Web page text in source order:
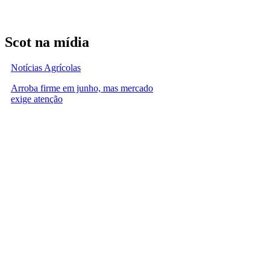
Scot na mídia
Notícias Agrícolas
Arroba firme em junho, mas mercado
exige atenção